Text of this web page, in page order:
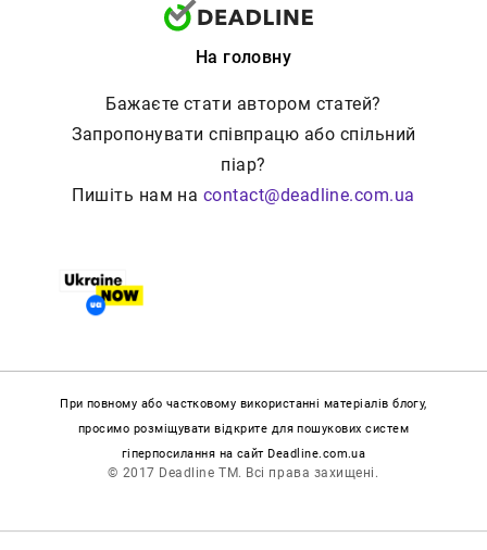
На головну
Бажаєте стати автором статей?
Запропонувати співпрацю або спільний
піар?
Пишіть нам на contact@deadline.com.ua
При повному або частковому використанні матеріалів блогу,
просимо розміщувати відкрите для пошукових систем
гіперпосилання на сайт Deadline.com.ua
© 2017 Deadline TM. Всі права захищені.